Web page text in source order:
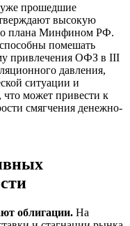
уже прошедшие
высокую
плана Минфином РФ.
помешать
привлечения ОФЗ в III
давления,
ситуации и
может привести к
смягчения денежно-
облигации. На